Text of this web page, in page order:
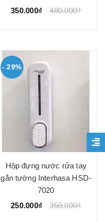
350.000₫
480.000₫
- 29%
Hộp đựng nước rửa tay
gắn tường Interhasa HSD-
7020
250.000₫
350.000₫